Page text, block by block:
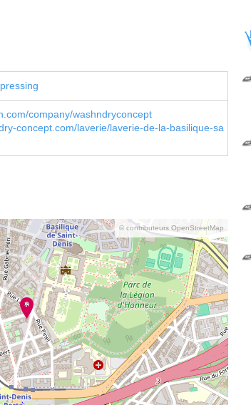
company/washndryconcept
concept.com/laverie/laverie-de-la-basilique-sa
© contributeurs OpenStreetMap